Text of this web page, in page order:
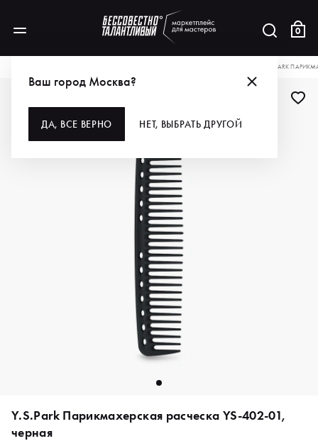
0
Ваш город Москва?
ДА, ВСЕ ВЕРНО НЕТ, ВЫБРАТЬ ДРУГОЙ
Y.S.PARK
Y.S.Park Парикмахерская расческа YS-402-01,
черная